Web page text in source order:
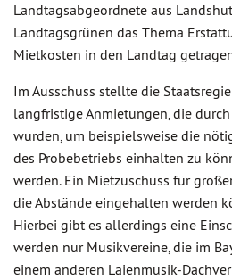
Landtagsabgeordnete aus
Landtagsgrünen das Thema
Mietkosten in den Landtag
Im Ausschuss stellte die
langfristige Anmietungen, die
wurden, um beispielsweise die
des Probebetriebs einhalten zu
werden. Ein Mietzuschuss für
die Abstände eingehalten werden
Hierbei gibt es allerdings eine
werden nur Musikvereine, die im
einem anderen Laienmusik-